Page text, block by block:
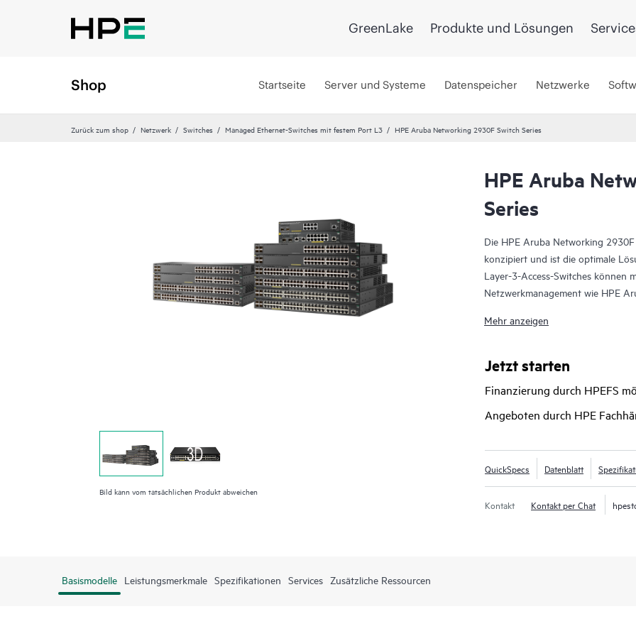
GreenLake Produkte und Lösungen
Shop Startseite Server und Systeme Datenspeicher Netzwerke
Zurück zum shop Netzwerk Switches Managed Ethernet-Switches mit festem Port L3 HPE Aruba Networking 2930F Switch Series
Bild kann vom tatsächlichen Produkt abweichen
HPE Aruba
Series
Die HPE Aruba Networking
konzipiert und ist die optimale
Layer-3-Access-Switches können
Netzwerkmanagement wie HPE
Networking Central
unkomplizierte Lösung für
2930F Serie ist leistungsstark
Access OSPF, 10-GbE-Uplinks,
Softwarelizenzierung.
Mehr anzeigen
Jetzt starten
Finanzierung durch HPEFS
Angeboten durch HPE
QuickSpecs Datenblatt
Kontakt Kontakt per Chat
Basismodelle Leistungsmerkmale Spezifikationen Services Zusätzliche Ressourcen